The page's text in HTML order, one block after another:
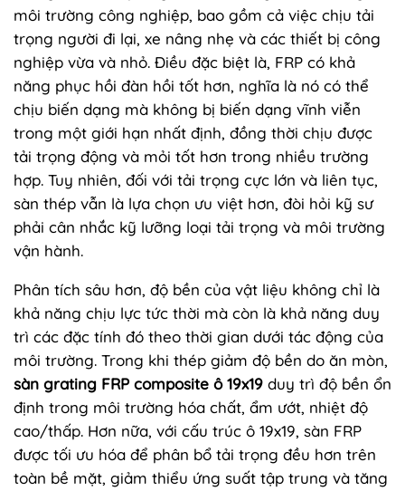
môi trường công nghiệp, bao gồm cả việc chịu tải
trọng người đi lại, xe nâng nhẹ và các thiết bị công
nghiệp vừa và nhỏ. Điều đặc biệt là, FRP có khả
năng phục hồi đàn hồi tốt hơn, nghĩa là nó có thể
chịu biến dạng mà không bị biến dạng vĩnh viễn
trong một giới hạn nhất định, đồng thời chịu được
tải trọng động và mỏi tốt hơn trong nhiều trường
hợp. Tuy nhiên, đối với tải trọng cực lớn và liên tục,
sàn thép vẫn là lựa chọn ưu việt hơn, đòi hỏi kỹ sư
phải cân nhắc kỹ lưỡng loại tải trọng và môi trường
vận hành.
Phân tích sâu hơn, độ bền của vật liệu không chỉ là
khả năng chịu lực tức thời mà còn là khả năng duy
trì các đặc tính đó theo thời gian dưới tác động của
môi trường. Trong khi thép giảm độ bền do ăn mòn,
sàn grating FRP composite ô 19x19 duy trì độ bền ổn
định trong môi trường hóa chất, ẩm ướt, nhiệt độ
cao/thấp. Hơn nữa, với cấu trúc ô 19x19, sàn FRP
được tối ưu hóa để phân bổ tải trọng đều hơn trên
toàn bề mặt, giảm thiểu ứng suất tập trung và tăng